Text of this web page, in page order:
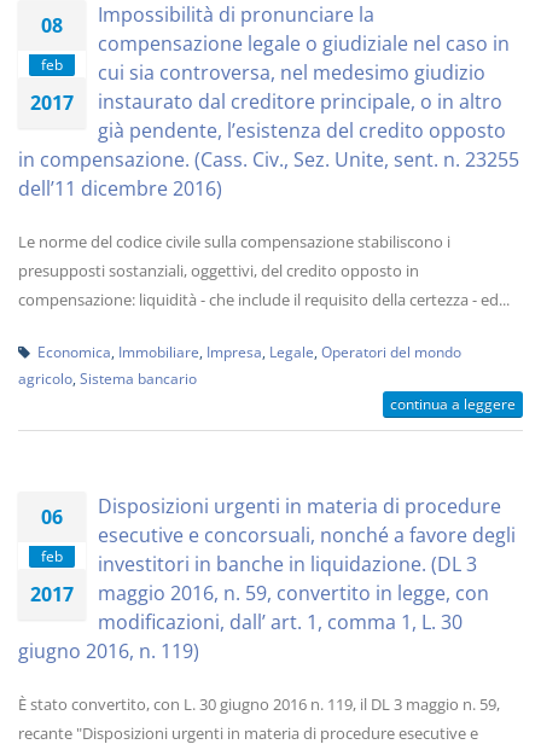
08
feb
2017
Impossibilità di pronunciare la
compensazione legale o giudiziale nel caso in
cui sia controversa, nel medesimo giudizio
instaurato dal creditore principale, o in altro
già pendente, l’esistenza del credito opposto
in compensazione. (Cass. Civ., Sez. Unite, sent. n. 23255
dell’11 dicembre 2016)
Le norme del codice civile sulla compensazione stabiliscono i
presupposti sostanziali, oggettivi, del credito opposto in
compensazione: liquidità - che include il requisito della certezza - ed...
Economica Immobiliare Impresa Legale Operatori del mondo
agricolo Sistema bancario
continua a leggere
06
feb
2017
Disposizioni urgenti in materia di procedure
esecutive e concorsuali, nonché a favore degli
investitori in banche in liquidazione. (DL 3
maggio 2016, n. 59, convertito in legge, con
modificazioni, dall’ art. 1, comma 1, L. 30
giugno 2016, n. 119)
È stato convertito, con L. 30 giugno 2016 n. 119, il DL 3 maggio n. 59,
recante "Disposizioni urgenti in materia di procedure esecutive e